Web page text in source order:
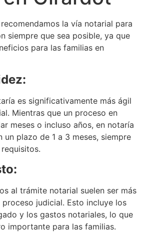
la vía notarial para
siempre que sea posible, ya que
para las familias en
es significativamente más ágil
Mientras que un proceso en
meses o incluso años, en notaría
un plazo de 1 a 3 meses, siempre
al trámite notarial suelen ser más
judicial. Esto incluye los
y los gastos notariales, lo que
importante para las familias.